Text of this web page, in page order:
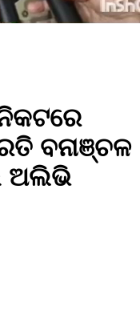
ବନାଞ୍ଚଳ
ଅଲିଭି